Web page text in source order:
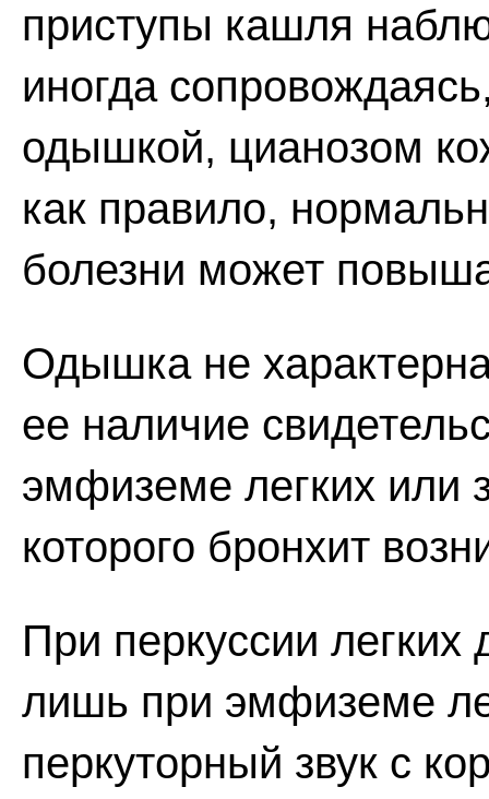
приступы кашля
иногда
одышкой, цианозом
как правило,
болезни может
Одышка не
ее наличие
эмфиземе легких или
которого бронхит
При перкуссии
лишь при эмфиземе
перкуторный звук с